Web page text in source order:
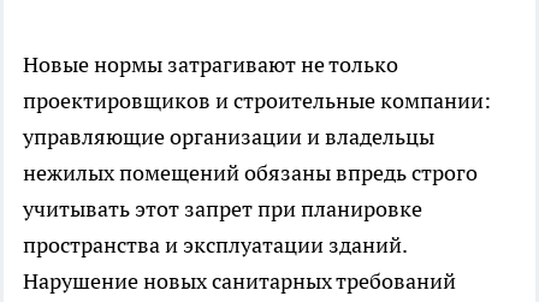
Новые нормы затрагивают не только
проектировщиков и строительные компании:
управляющие организации и владельцы
нежилых помещений обязаны впредь строго
учитывать этот запрет при планировке
пространства и эксплуатации зданий.
Нарушение новых санитарных требований